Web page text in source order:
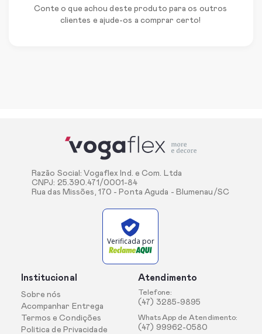
Conte o que achou deste produto para os outros
clientes e ajude-os a comprar certo!
Razão Social: Vogaflex Ind. e Com. Ltda
CNPJ: 25.390.471/0001-84
Rua das Missões, 170 - Ponta Aguda - Blumenau/SC
Verificada por
Institucional
Sobre nós
Acompanhar Entrega
Termos e Condições
Politica de Privacidade
Atendimento
Telefone:
(47) 3285-9895
WhatsApp de Atendimento:
(47) 99962-0580